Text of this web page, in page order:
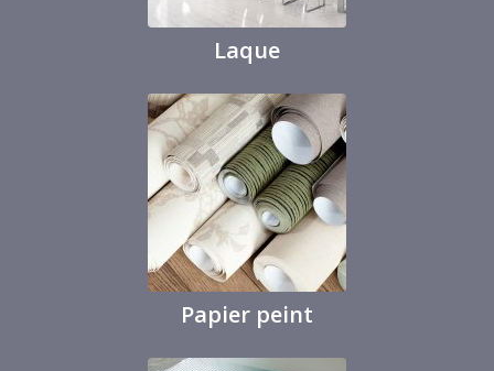
Laque
Papier peint